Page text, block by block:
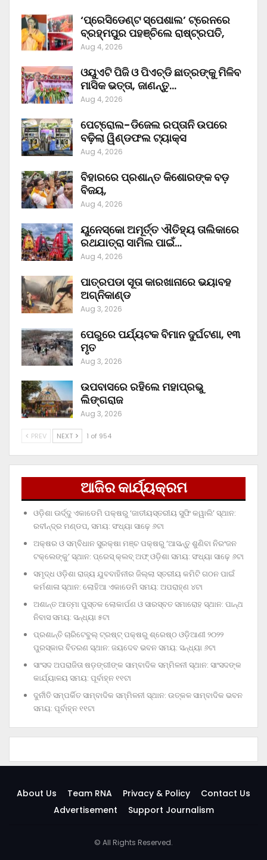
‘ପ୍ରେସିଡେଣ୍ଟ ସ୍ପେଶାଲ’ ଟ୍ରେନରେ
ବ୍ରହ୍ମପୁର ପହଞ୍ଚିଲେ ରାଷ୍ଟ୍ରପତି,
Aug 4, 2026
ଓୟୁଏଟି ପିଜି ଓ ପିଏଚ୍‌ଡି ଛାତ୍ରଙ୍କୁ ମିଳିବ
ମାସିକ ଭତ୍ତା, ଜାଣନ୍ତୁ…
Aug 4, 2026
ପେଟ୍ରୋଲ-ଡିଜେଲ ରପ୍ତାନି ଉପରେ
ବଢ଼ିଲା ୱିଣ୍ଡଫଲ ଟ୍ୟାକ୍ସ
Aug 4, 2026
ବିହାରରେ ପ୍ରଶାନ୍ତ କିଶୋରଙ୍କ ବଡ଼
ବିଜୟ,
Aug 4, 2026
ୟୁନେସ୍କୋ ଅମୂର୍ତ୍ତ ଐତିହ୍ୟ ତାଲିକାରେ
ରଥଯାତ୍ରା ସାମିଲ ପାଇଁ…
Aug 4, 2026
ପାତ୍ରପଡା ସୂତା କାରଖାନାରେ ଭୟାବହ
ଅଗ୍ନିକାଣ୍ଡ
Aug 3, 2026
ପେରୁରେ ପର୍ଯ୍ୟଟକ ବିମାନ ଦୁର୍ଘଟଣା, ୧୩
ମୃତ
Aug 3, 2026
ଉପବାସରେ ରହିଲେ ମହାପ୍ରଭୁ
ଲିଙ୍ଗରାଜ
Aug 3, 2026
PREV NEXT 1 of 954
ଆଜିର କାର୍ଯ୍ୟକ୍ରମ
ଓଡ଼ିଶା ଊର୍ଦ୍ଦୁ ଏକାଡେମି ପକ୍ଷରୁ ‘ଜାତୀୟସ୍ତରୀୟ ସୁଫି କୱାଲି’ ସ୍ଥାନ:
ରବୀନ୍ଦ୍ର ମଣ୍ଡପ, ସମୟ: ସଂଧ୍ୟା ସାଢ଼େ ୬ଟା
ଅକ୍ଷର ଓ ସମ୍ବିଧାନ ସୁରକ୍ଷା ମଞ୍ଚ ପକ୍ଷରୁ ‘ଆସନ୍ତୁ ଶୁଣିବା ନିରଂଜନ
ଟକ୍‌ଲେଙ୍କୁ’ ସ୍ଥାନ: ପ୍ରେସ୍‌ କ୍ଲବ୍‌ ଅଫ୍‌ ଓଡ଼ିଶା ସମୟ: ସଂଧ୍ୟା ସାଢ଼େ ୬ଟା
ସମୃଦ୍ଧ ଓଡ଼ିଶା ରାଜ୍ୟ ଯୁବବାହିନୀର ଜିଲ୍ଲା ସ୍ତରୀୟ କମିଟି ଗଠନ ପାଇଁ
କର୍ମଶାଳା ସ୍ଥାନ: ଲୋହିଆ ଏକାଡେମି ସମୟ: ଅପରାହ୍‌ଣ ୪ଟା
ଅଶାନ୍ତ ଆତ୍ମା ପୁସ୍ତକ ଲୋକାର୍ପଣ ଓ ସାରସ୍ବତ ସମାରୋହ ସ୍ଥାନ: ପାନ୍ଥ
ନିବାସ ସମୟ: ସନ୍ଧ୍ୟା ୫ଟା
ପ୍ରଶାନ୍ତି ଚାରିଟେବୁଲ୍‌ ଟ୍ରଷ୍ଟ୍‌ ପକ୍ଷରୁ ଶ୍ରେଷ୍ଠ ଓଡ଼ିଆଣୀ ୨୦୨୨
ପୁରସ୍କାର ବିତରଣ ସ୍ଥାନ: ଜୟଦେବ ଭବନ ସମୟ: ସନ୍ଧ୍ୟା ୬ଟା
ସାଂସଦ ଅପରାଜିତା ଷଡ଼ଙ୍ଗୀଙ୍କ ସାମ୍ବାଦିକ ସମ୍ମିଳନୀ ସ୍ଥାନ: ସାଂସଦଙ୍କ
କାର୍ଯ୍ୟାଳୟ ସମୟ: ପୂର୍ବାହ୍ନ ୧୧ଟା
ଦୁର୍ନୀତି ସମ୍ପର୍କିତ ସାମ୍ବାଦିକ ସମ୍ମିଳନୀ ସ୍ଥାନ: ଉତ୍କଳ ସାମ୍ବାଦିକ ଭବନ
ସମୟ: ପୂର୍ବାହ୍ନ ୧୧ଟା
About Us Team RNA Privacy & Policy
Contact Us
Advertisement
Support Journalism
© All Rights Reserved.